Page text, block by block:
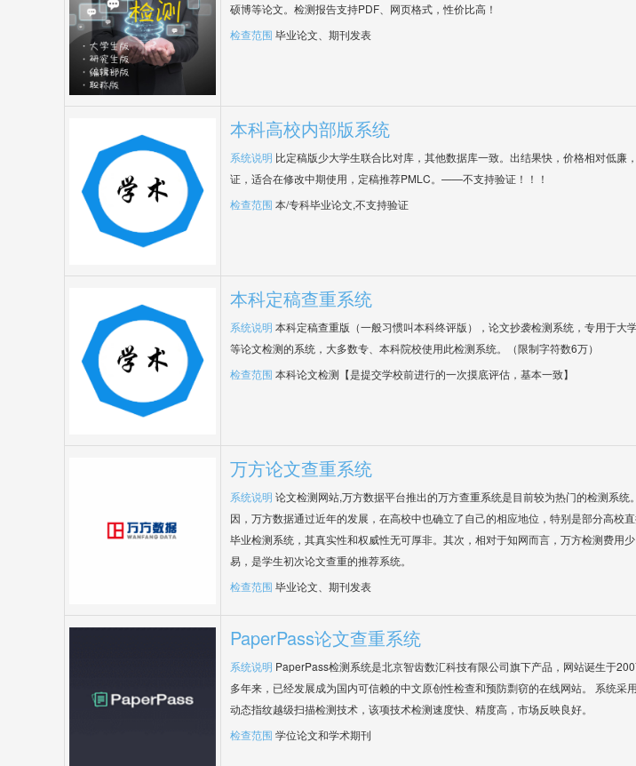
硕博等论文。检测报告支持PDF、网页格式，性价比高！
检查范围 毕业论文、期刊发表
本科高校内部版系统
系统说明 比定稿版少大学生联合比对库，其他数据库一致。出结果快，价格相对低廉
证，适合在修改中期使用，定稿推荐PMLC。——不支持验证！！！
检查范围 本/专科毕业论文,不支持验证
本科定稿查重系统
系统说明 本科定稿查重版（一般习惯叫本科终评版），论文抄袭检测系统，专用于大
等论文检测的系统，大多数专、本科院校使用此检测系统。（限制字符数6万）
检查范围 本科论文检测【是提交学校前进行的一次摸底评估，基本一致】
万方论文查重系统
系统说明 论文检测网站,万方数据平台推出的万方查重系统是目前较为热门的检测系统
因，万方数据通过近年的发展，在高校中也确立了自己的相应地位，特别是部分高校
毕业检测系统，其真实性和权威性无可厚非。其次，相对于知网而言，万方检测费用
易，是学生初次论文查重的推荐系统。
检查范围 毕业论文、期刊发表
PaperPass论文查重系统
系统说明 PaperPass检测系统是北京智齿数汇科技有限公司旗下产品，网站诞生于
多年来，已经发展成为国内可信赖的中文原创性检查和预防剽窃的在线网站。 系统采
动态指纹越级扫描检测技术，该项技术检测速度快、精度高，市场反映良好。
检查范围 学位论文和学术期刊